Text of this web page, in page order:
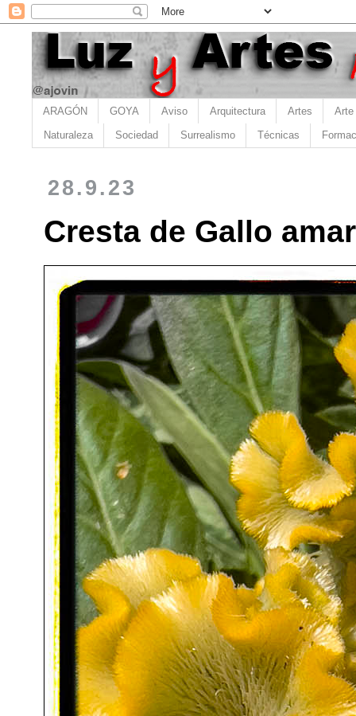
ARAGÓN GOYA Aviso Arquitectura Artes Arte
Naturaleza Sociedad Surrealismo Técnicas
28.9.23
Cresta de Gallo